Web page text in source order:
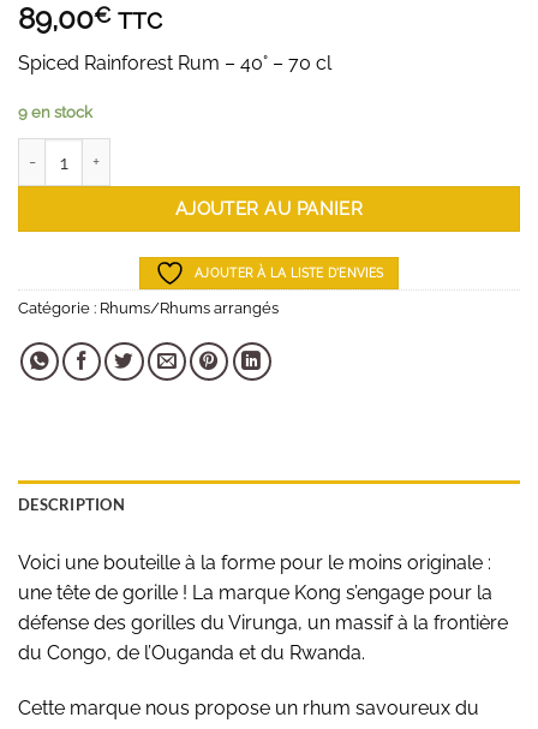
89,00€ TTC
Spiced Rainforest Rum – 40° – 70 cl
9 en stock
AJOUTER AU PANIER
AJOUTER À LA LISTE D'ENVIES
Catégorie : Rhums/Rhums arrangés
DESCRIPTION
Voici une bouteille à la forme pour le moins originale :
une tête de gorille ! La marque Kong s’engage pour la
défense des gorilles du Virunga, un massif à la frontière
du Congo, de l’Ouganda et du Rwanda.
Cette marque nous propose un rhum savoureux du